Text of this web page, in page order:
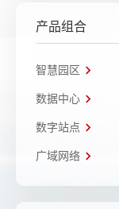
产品组合
智慧园区
数据中心
数字站点
广域网络